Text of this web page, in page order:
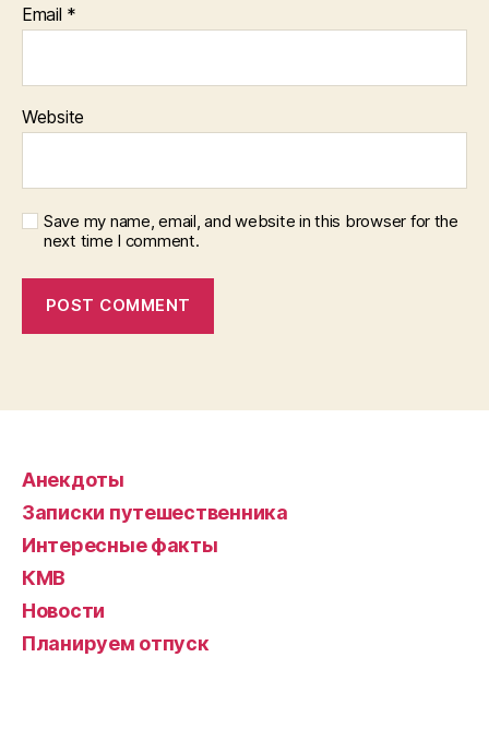
Email *
Website
Save my name, email, and website in this browser for the
next time I comment.
Анекдоты
Записки путешественника
Интересные факты
КМВ
Новости
Планируем отпуск